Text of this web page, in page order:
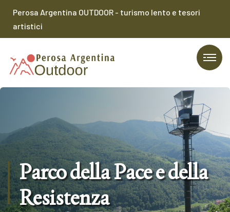
Perosa Argentina OUTDOOR - turismo lento e tesori
artistici
Parco della Pace e della
Resistenza